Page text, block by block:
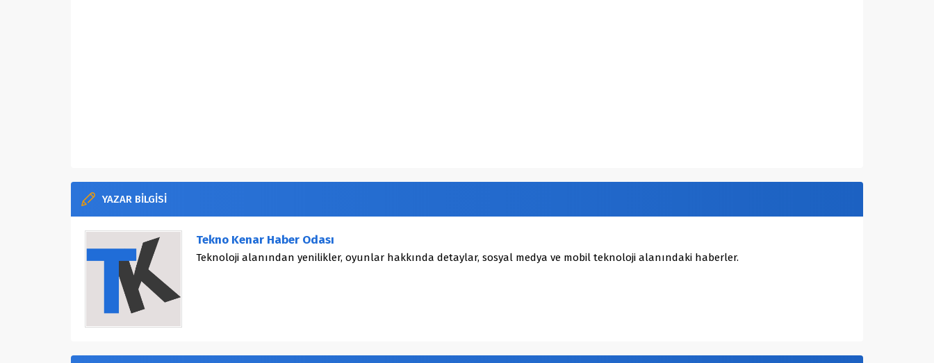
YAZAR BİLGİSİ
Tekno Kenar Haber Odası
Teknoloji alanından yenilikler, oyunlar hakkında detaylar, sosyal medya ve mobil teknoloji alanındaki haberler.